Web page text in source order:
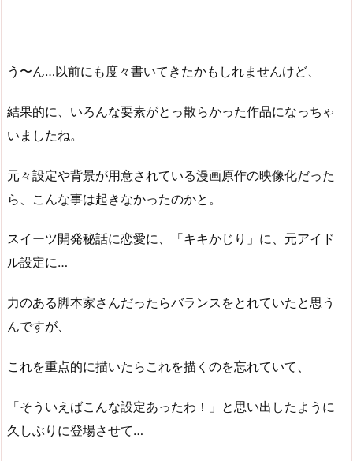
う〜ん…以前にも度々書いてきたかもしれませんけど、
結果的に、いろんな要素がとっ散らかった作品になっちゃ
いましたね。
元々設定や背景が用意されている漫画原作の映像化だった
ら、こんな事は起きなかったのかと。
スイーツ開発秘話に恋愛に、「キキかじり」に、元アイド
ル設定に…
力のある脚本家さんだったらバランスをとれていたと思う
んですが、
これを重点的に描いたらこれを描くのを忘れていて、
「そういえばこんな設定あったわ！」と思い出したように
久しぶりに登場させて…